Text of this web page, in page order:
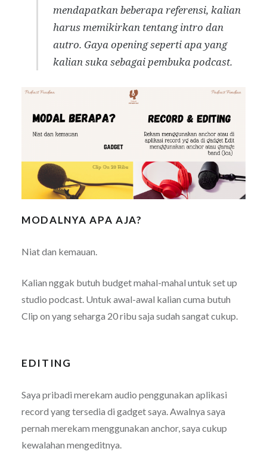
mendapatkan beberapa referensi, kalian
harus memikirkan tentang intro dan
autro. Gaya opening seperti apa yang
kalian suka sebagai pembuka podcast.
MODALNYA APA AJA?
Niat dan kemauan.
Kalian nggak butuh budget mahal-mahal untuk set up
studio podcast. Untuk awal-awal kalian cuma butuh
Clip on yang seharga 20 ribu saja sudah sangat cukup.
EDITING
Saya pribadi merekam audio penggunakan aplikasi
record yang tersedia di gadget saya. Awalnya saya
pernah merekam menggunakan anchor, saya cukup
kewalahan mengeditnya.